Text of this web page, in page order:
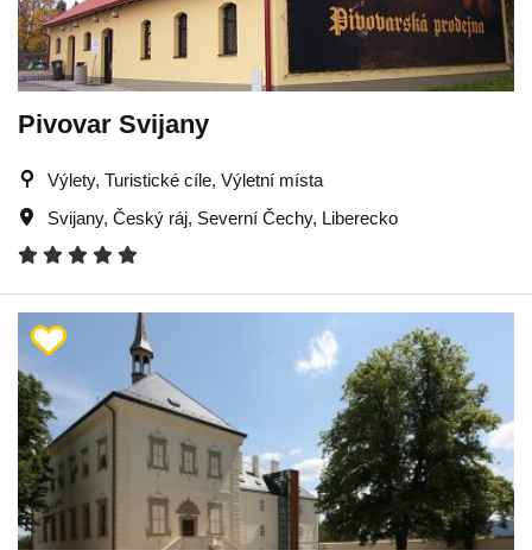
Pivovar Svijany
Výlety, Turistické cíle, Výletní místa
Svijany, Český ráj, Severní Čechy, Liberecko